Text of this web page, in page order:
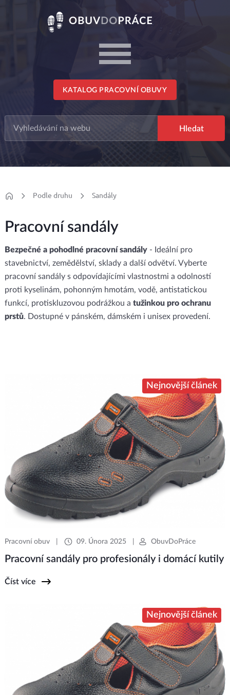
KATALOG PRACOVNÍ OBUVY
Podle druhu Sandály
Pracovní sandály
Bezpečné a pohodlné pracovní sandály- Ideální pro
stavebnictví, zemědělství, sklady a další odvětví. Vyberte
pracovní sandály s odpovídajícími vlastnostmi a odolností
proti kyselinám, pohonným hmotám, vodě, antistatickou
funkcí, protiskluzovou podrážkou a tužinkou pro ochranu
prstů. Dostupné v pánském, dámském i unisex provedení.
Nejnovější článek
Pracovní obuv| 09. Února 2025| ObuvDoPráce
Pracovní sandály pro profesionály i domácí kutily
Číst více
Nejnovější článek